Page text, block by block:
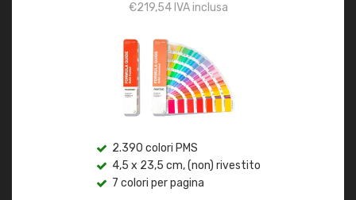
€219,54IVA inclusa
2.390 colori PMS
4,5 x 23,5 cm, (non) rivestito
7 colori per pagina